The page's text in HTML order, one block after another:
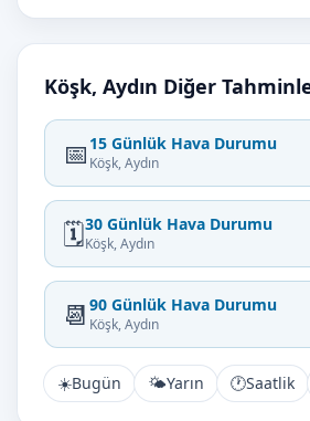
Köşk, Aydın Diğer
📅 15 Günlük Hava Durumu
Köşk, Aydın
🗓️30 Günlük Hava Durumu
Köşk, Aydın
📆 90 Günlük Hava Durumu
Köşk, Aydın
☀️Bugün 🌤️Yarın 🕐Saatlik